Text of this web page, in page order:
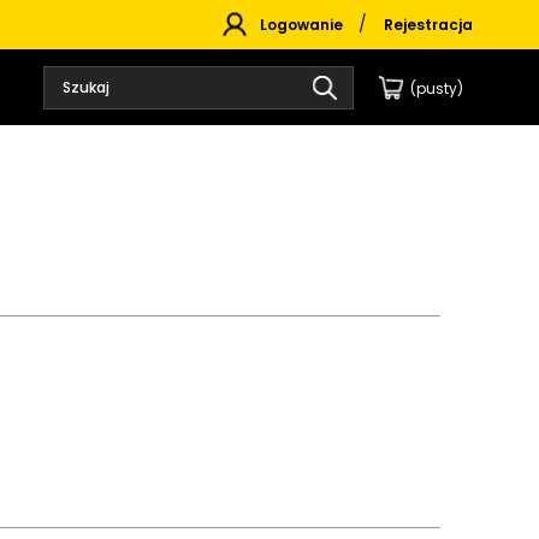
Logowanie Rejestracja
(pusty)